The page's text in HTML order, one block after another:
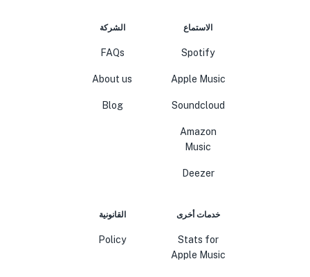
الاستماع
Spotify
Apple Music
Soundcloud
Amazon
Music
Deezer
الشركة
FAQs
About us
Blog
خدمات أخرى
Stats for
Apple Music
القانونية
Policy